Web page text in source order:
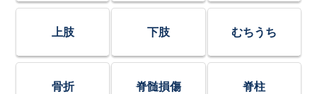
上肢 下肢 むちうち
骨折 脊髄損傷 脊柱